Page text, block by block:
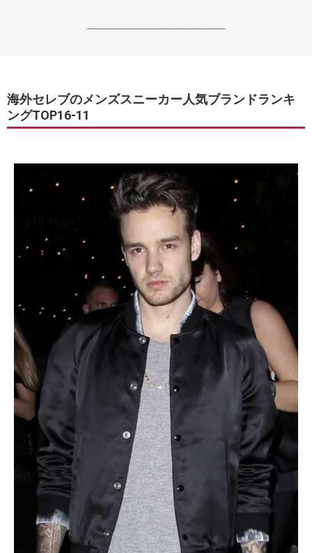
------------------------------------------------------------------
海外セレブのメンズスニーカー人気ブランドランキ
ングTOP16-11